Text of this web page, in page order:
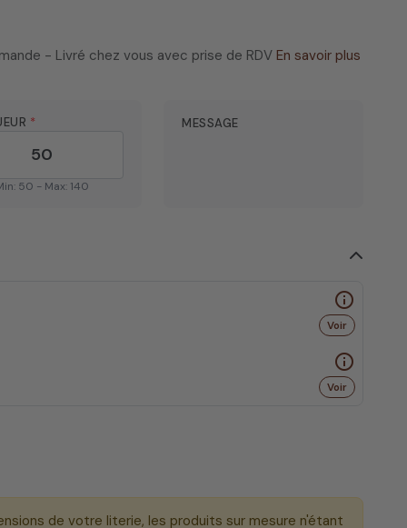
- Livré chez vous avec prise de RDV En savoir plus
*
50 - Max: 140
MESSAGE
info_outline
Voir
info_outline
Voir
de votre literie, les produits sur mesure n'étant